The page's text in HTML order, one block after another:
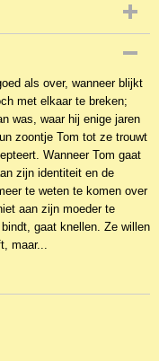
als over, wanneer blijkt
met elkaar te breken;
was, waar hij enige jaren
zoontje Tom tot ze trouwt
Wanneer Tom gaat
zijn identiteit en de
te weten te komen over
aan zijn moeder te
gaat knellen. Ze willen
maar...